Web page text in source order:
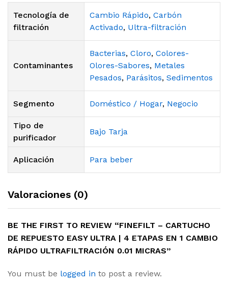
Tecnología de
filtración
Cambio Rápido, Carbón
Activado, Ultra-filtración
Contaminantes
Bacterias, Cloro, Colores-
Olores-Sabores, Metales
Pesados, Parásitos, Sedimentos
Segmento Doméstico / Hogar, Negocio
Tipo de
purificador
Bajo Tarja
Aplicación Para beber
Valoraciones (0)
BE THE FIRST TO REVIEW “FINEFILT – CARTUCHO
DE REPUESTO EASY ULTRA | 4 ETAPAS EN 1 CAMBIO
RÁPIDO ULTRAFILTRACIÓN 0.01 MICRAS”
You must be logged in to post a review.